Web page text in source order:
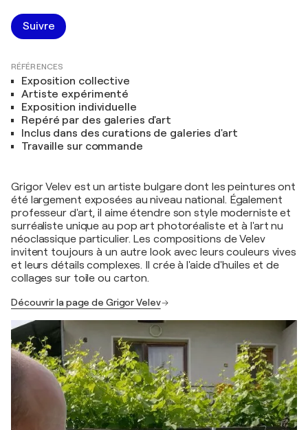
Suivre
RÉFÉRENCES
Exposition collective
Artiste expérimenté
Exposition individuelle
Repéré par des galeries d'art
Inclus dans des curations de galeries d'art
Travaille sur commande
Grigor Velev est un artiste bulgare dont les peintures ont
été largement exposées au niveau national. Également
professeur d'art, il aime étendre son style moderniste et
surréaliste unique au pop art photoréaliste et à l'art nu
néoclassique particulier. Les compositions de Velev
invitent toujours à un autre look avec leurs couleurs vives
et leurs détails complexes. Il crée à l'aide d'huiles et de
collages sur toile ou carton.
Découvrir la page de Grigor Velev